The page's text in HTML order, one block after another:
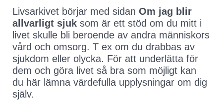
Livsarkivet börjar med sidan Om jag blir
allvarligt sjuk som är ett stöd om du mitt i
livet skulle bli beroende av andra människors
vård och omsorg. T ex om du drabbas av
sjukdom eller olycka. För att underlätta för
dem och göra livet så bra som möjligt kan
du här lämna värdefulla upplysningar om dig
själv.